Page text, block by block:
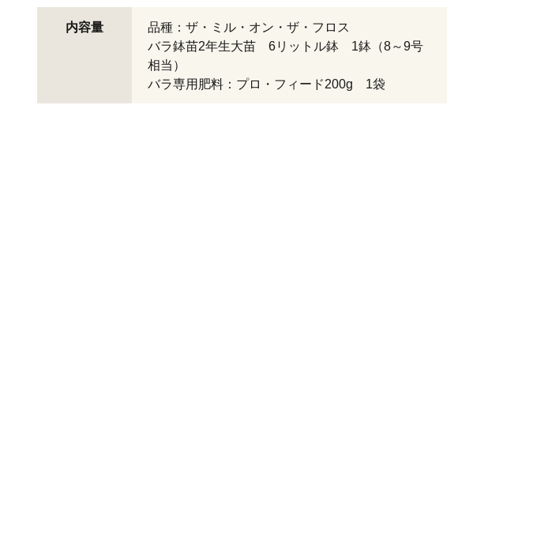
内容量
品種：ザ・ミル・オン・ザ・フロス
バラ鉢苗2年生大苗 6リットル鉢 1鉢（8～9号
相当）
バラ専用肥料：プロ・フィード200g 1袋